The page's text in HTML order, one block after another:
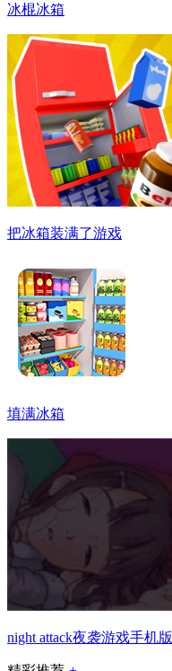
冰棍冰箱
把冰箱装满了游戏
填满冰箱
night attack夜袭游戏手机版